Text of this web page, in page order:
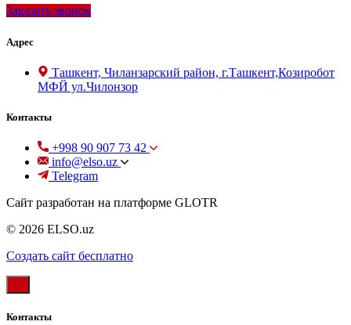
Заказать звонок
Адрес
Ташкент, Чиланзарский район, г.Ташкент,Козиробот
МФЙ ул.Чилонзор
Контакты
+998 90 907 73 42
info@elso.uz
Telegram
Сайт разработан на платформе GLOTR
© 2026 ELSO.uz
Создать cайт бесплатно
Контакты